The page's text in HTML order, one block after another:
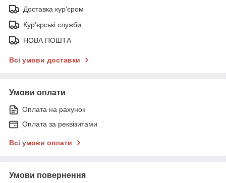
Доставка кур'єром
Кур'єрські служби
НОВА ПОШТА
Всі умови доставки
Умови оплати
Оплата на рахунок
Оплата за реквізитами
Всі умови оплати
Умови повернення